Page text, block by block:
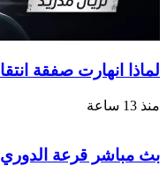
لماذا انهارت صفقة
منذ 13 ساعة
بث مباشر قرعة الدوري